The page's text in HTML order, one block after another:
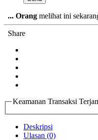
... Orang melihat ini
Share
Keamanan Transaksi
Deskripsi
Ulasan (0)